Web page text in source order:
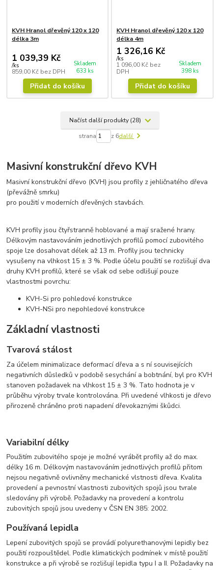
KVH Hranol dřevěný 120 x 120
délka 3m
1 039,39 Kč
/ks
859,00 Kč bez DPH
Skladem
633 ks
Přidat do košíku
KVH Hranol dřevěný 120 x 120
délka 4m
1 326,16 Kč
/ks
1 096,00 Kč bez
DPH
Skladem
398 ks
Přidat do košíku
Načíst další produkty (28)
strana z 6další
Masivní konstrukční dřevo KVH
Masivní konstrukční dřevo (KVH) jsou profily z jehličnatého dřeva
(převážně smrku)
pro použití v moderních dřevěných stavbách.
KVH profily jsou čtyřstranně hoblované a mají sražené hrany.
Délkovým nastavováním jednotlivých profilů pomocí zubovitého
spoje lze dosahovat délek až 13 m. Profily jsou technicky
vysušeny na vlhkost 15 ± 3 %. Podle účelu použití se rozlišují dva
druhy KVH profilů, které se však od sebe odlišují pouze
vlastnostmi povrchu:
KVH-Si pro pohledové konstrukce
KVH-NSi pro nepohledové konstrukce
Základní vlastnosti
Tvarová stálost
Za účelem minimalizace deformací dřeva a s ní souvisejících
negativních důsledků v podobě sesychání a bobtnání, byl pro KVH
stanoven požadavek na vlhkost 15 ± 3 %. Tato hodnota je v
průběhu výroby trvale kontrolována. Při uvedené vlhkosti je dřevo
přirozeně chráněno proti napadení dřevokaznými škůdci.
Variabilní délky
Použitím zubovitého spoje je možné vyrábět profily až do max.
délky 16 m. Délkovým nastavováním jednotlivých profilů přitom
nejsou negativně ovlivněny mechanické vlstnosti dřeva. Kvalita
provedení a pevnostní vlastnosti zubovitých spojů jsou tvrale
sledovány při výrobě. Požadavky na provedení a kontrolu
zubovitých spojů jsou uvedeny v ČSN EN 385: 2002.
Používaná lepidla
Lepení zubovitých spojů se provádí polyurethanovými lepidly bez
použití rozpouštědel. Podle klimatických podmínek v místě použití
konstrukce a při výrobě se rozlišují lepidla typu I a II. Požadavky na